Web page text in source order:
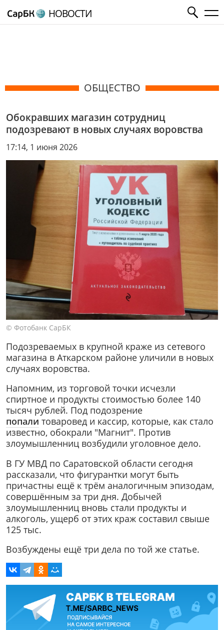
НОВОСТИ
ОБЩЕСТВО
Обокравших магазин сотрудниц
подозревают в новых случаях воровства
17:14, 1 июня 2026
© Фотобанк СарБК
Подозреваемых в крупной краже из сетевого
магазина в Аткарском районе уличили в новых
случаях воровства.
Напомним, из торговой точки исчезли
спиртное и продукты стоимостью более 140
тысяч рублей. Под подозрение
попали товаровед и кассир, которые, как стало
известно, обокрали "Магнит". Против
злоумышленниц возбудили уголовное дело.
В ГУ МВД по Саратовской области сегодня
рассказали, что фигурантки могут быть
причастны ещё к трём аналогичным эпизодам,
совершённым за три дня. Добычей
злоумышленниц вновь стали продукты и
алкоголь, ущерб от этих краж составил свыше
125 тыс.
Возбуждены ещё три дела по той же статье.